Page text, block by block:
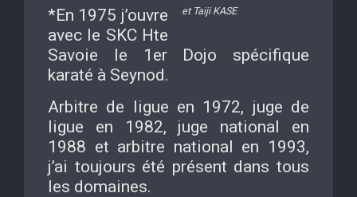
et Taiji KASE
*En 1975 j’ouvre
avec le SKC Hte
Savoie le 1er Dojo spécifique
karaté à Seynod.
Arbitre de ligue en 1972, juge de
ligue en 1982, juge national en
1988 et arbitre national en 1993,
j’ai toujours été présent dans tous
les domaines.